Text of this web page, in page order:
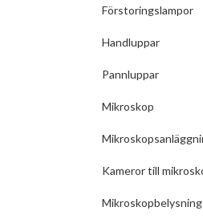
Förstoringslampor
Handluppar
Pannluppar
Mikroskop
Kameror till
Mikroskopbelysning